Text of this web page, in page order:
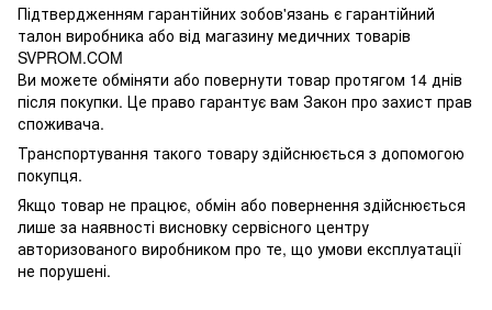
Підтвердженням гарантійних зобов'язань є гарантійний
талон виробника або від магазину медичних товарів
SVPROM.COM
Ви можете обміняти або повернути товар протягом 14 днів
після покупки. Це право гарантує вам Закон про захист прав
споживача.
Транспортування такого товару здійснюється з допомогою
покупця.
Якщо товар не працює, обмін або повернення здійснюється
лише за наявності висновку сервісного центру
авторизованого виробником про те, що умови експлуатації
не порушені.